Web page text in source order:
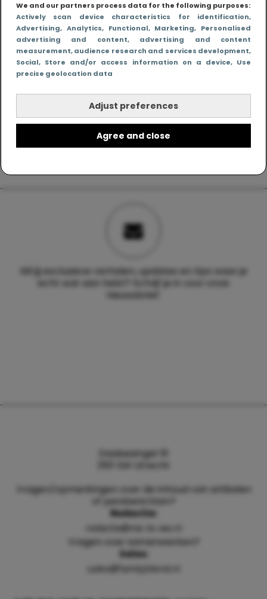
We and our partners process data for the following purposes:
Actively scan device characteristics for identification,
Advertising, Analytics, Functional, Marketing, Personalised
advertising and content, advertising and content
measurement, audience research and services development,
Social, Store and/or access information on a device, Use
precise geolocation data
Adjust preferences
Agree and close
Wil jij exclusieve verhalen, updates en tips waar je
echt wat aan hebt? Schrijf je in voor onze
nieuwsbrief.
Daalsesingel 51
3511 SW Utrecht
Vragen/opmerkingen over de inhoud van artikelen
of persberichten?
Redactie:
redactie@me-to-we.nl
Vragen over samenwerken?
Sales:
sales@familyblend.nl